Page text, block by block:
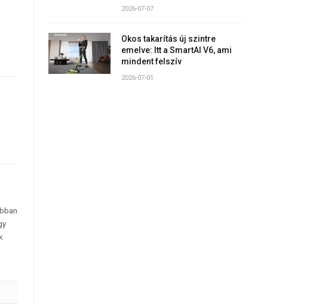
2026-07-07
Okos takarítás új szintre
emelve: Itt a SmartAI V6, ami
mindent felszív
2026-07-01